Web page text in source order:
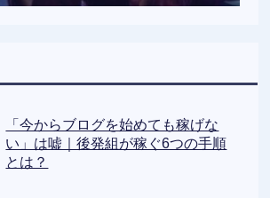
「今からブログを始めても稼げな
い」は嘘｜後発組が稼ぐ6つの手順
とは？